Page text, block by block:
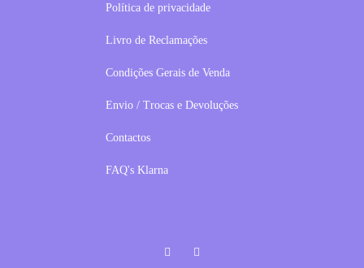
Política de privacidade
Livro de Reclamações
Condições Gerais de Venda
Envio / Trocas e Devoluções
Contactos
FAQ's Klarna
Facebook